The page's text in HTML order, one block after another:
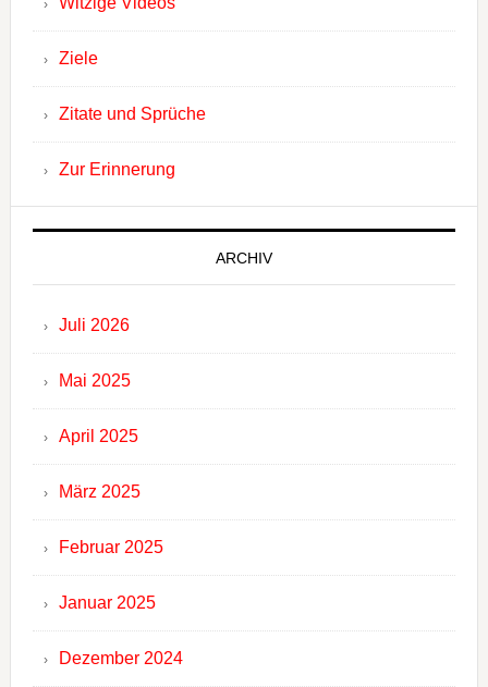
Ziele
Zitate und Sprüche
Zur Erinnerung
ARCHIV
Juli 2026
Mai 2025
April 2025
März 2025
Februar 2025
Januar 2025
Dezember 2024